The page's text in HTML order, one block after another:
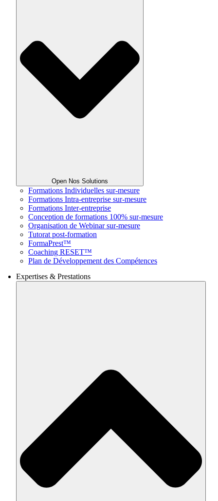
Open Nos Solutions
Formations Individuelles sur-mesure
Formations Intra-entreprise sur-mesure
Formations Inter-entreprise
Conception de formations 100% sur-mesure
Organisation de Webinar sur-mesure
Tutorat post-formation
FormaPrest™
Coaching RESET™
Plan de Développement des Compétences
Expertises & Prestations